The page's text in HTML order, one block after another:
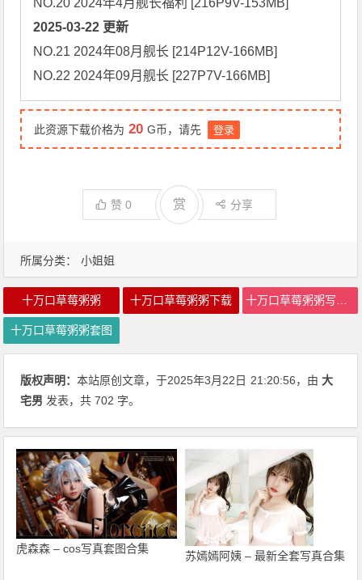
所属分类： 小姐姐
2025-03-22 更新
NO.21 2024年08月舰长 [214P12V-166MB]
NO.22 2024年09月舰长 [227P7V-166MB]
此资源下载价格为 20 G币，请先 登录
赞0 赏 分享
十万口草莓粥粥 十万口草莓粥粥下载
十万口草莓粥粥套图
版权声明：本站原创文章，于2025年3月22日 21:20:56，由大
宅男 发表，共 702 字。
虎森森 – cos写真套图合集
苏嫣嫣阿姨 – 最新全套写真合集